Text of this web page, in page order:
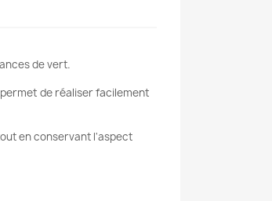
de vert.
de réaliser facilement
en conservant l'aspect